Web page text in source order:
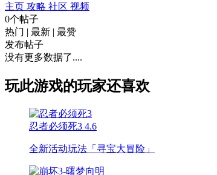
主页 攻略 社区 视频
0个帖子
热门 | 最新 | 最赞
发布帖子
没有更多数据了....
玩此游戏的玩家还喜欢
忍者必须死3 4.6
全新活动玩法「寻宝大冒险」